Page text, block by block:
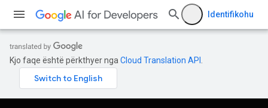
Identifikohu
Kjo faqe është përkthyer nga Cloud Translation API